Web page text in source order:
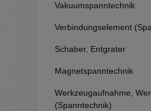
Vakuumspanntechnik
Verbindungselement
Schaber, Entgrater
Magnetspanntechnik
Werkzeugaufnahme,
(Spanntechnik)